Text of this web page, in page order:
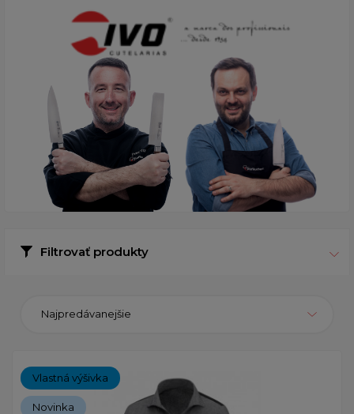
Filtrovať produkty
Najpredávanejšie
Vlastná výšivka
Novinka